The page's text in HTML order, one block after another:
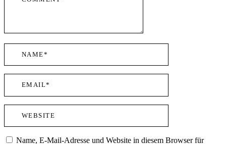
Name, E-Mail-Adresse und Website in diesem Browser für